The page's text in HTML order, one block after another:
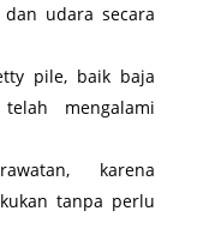
udara secara
pile, baik baja
mengalami
karena
tanpa perlu